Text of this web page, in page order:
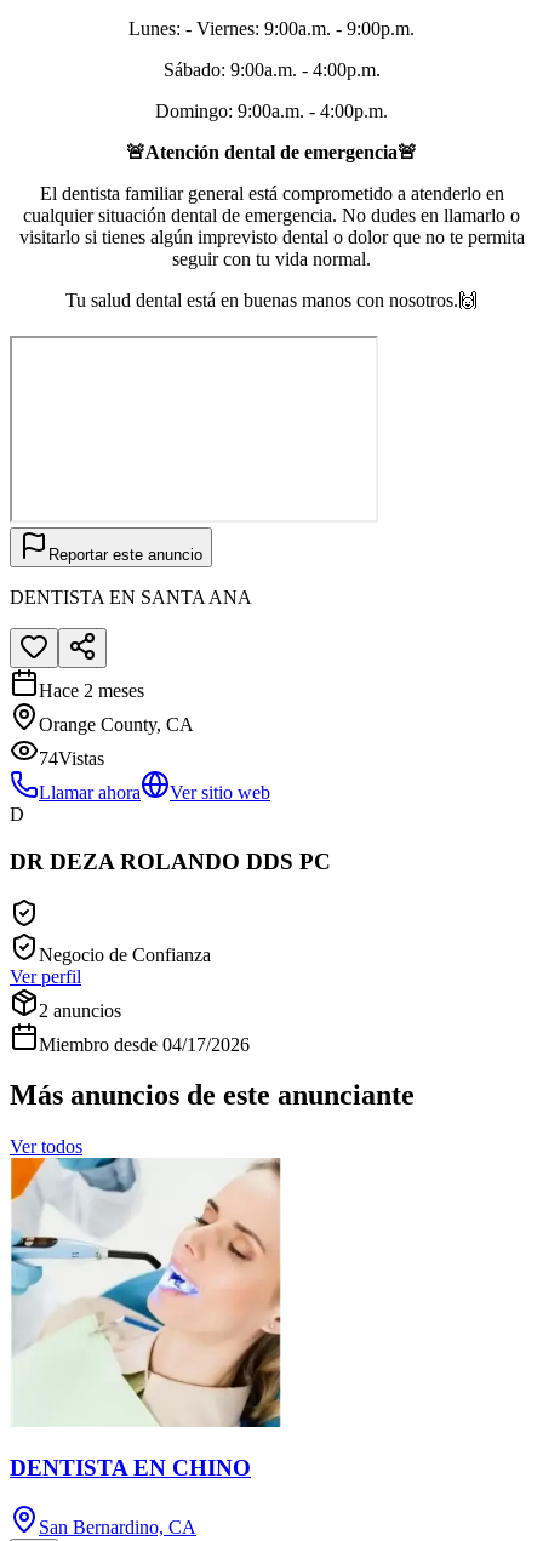
Lunes: - Viernes: 9:00a.m. - 9:00p.m.
Sábado: 9:00a.m. - 4:00p.m.
Domingo: 9:00a.m. - 4:00p.m.
🚨Atención dental de emergencia🚨
El dentista familiar general está comprometido a atenderlo en
cualquier situación dental de emergencia. No dudes en llamarlo o
visitarlo si tienes algún imprevisto dental o dolor que no te permita
seguir con tu vida normal.
Tu salud dental está en buenas manos con nosotros.🙌
Reportar este anuncio
DENTISTA EN SANTA ANA
Hace 2 meses
Orange County, CA
74Vistas
Llamar ahora
Ver sitio web
D
DR DEZA ROLANDO DDS PC
Negocio de Confianza
Ver perfil
2 anuncios
Miembro desde 04/17/2026
Más anuncios de este anunciante
Ver todos
DENTISTA EN CHINO
San Bernardino, CA